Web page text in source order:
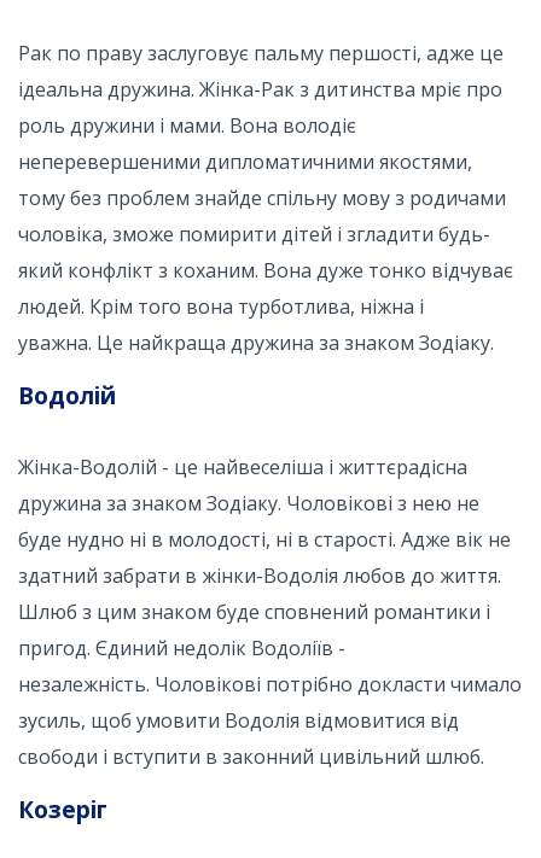
Рак по праву заслуговує пальму першості, адже це
ідеальна дружина. Жінка-Рак з дитинства мріє про
роль дружини і мами. Вона володіє
неперевершеними дипломатичними якостями,
тому без проблем знайде спільну мову з родичами
чоловіка, зможе помирити дітей і згладити будь-
який конфлікт з коханим. Вона дуже тонко відчуває
людей. Крім того вона турботлива, ніжна і
уважна. Це найкраща дружина за знаком Зодіаку.
Водолій
Жінка-Водолій - це найвеселіша і життєрадісна
дружина за знаком Зодіаку. Чоловікові з нею не
буде нудно ні в молодості, ні в старості. Адже вік не
здатний забрати в жінки-Водолія любов до життя.
Шлюб з цим знаком буде сповнений романтики і
пригод. Єдиний недолік Водоліїв -
незалежність. Чоловікові потрібно докласти чимало
зусиль, щоб умовити Водолія відмовитися від
свободи і вступити в законний цивільний шлюб.
Козеріг